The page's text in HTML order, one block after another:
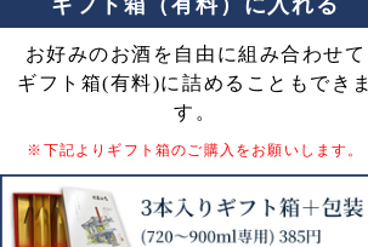
お好みのお酒を自由に組み合わせて
ギフト箱(有料)に詰めることもできま
す。
※下記よりギフト箱のご購入をお願いします。